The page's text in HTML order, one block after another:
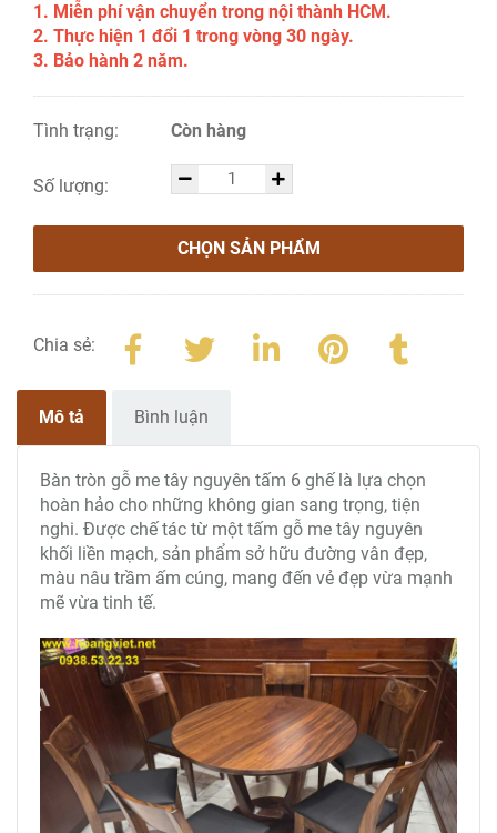
1. Miễn phí vận chuyển trong nội thành HCM.
2. Thực hiện 1 đổi 1 trong vòng 30 ngày.
3. Bảo hành 2 năm.
Tình trạng: Còn hàng
Số lượng:
CHỌN SẢN PHẨM
Chia sẻ:
Mô tả Bình luận
Bàn tròn gỗ me tây nguyên tấm 6 ghế là lựa chọn
hoàn hảo cho những không gian sang trọng, tiện
nghi. Được chế tác từ một tấm gỗ me tây nguyên
khối liền mạch, sản phẩm sở hữu đường vân đẹp,
màu nâu trầm ấm cúng, mang đến vẻ đẹp vừa mạnh
mẽ vừa tinh tế.